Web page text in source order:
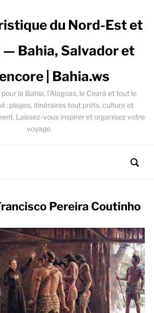
du Nord-Est et
— Bahia, Salvador et
| Bahia.ws
la Bahia, l’Alagoas, le Ceará et tout le
: plages, itinéraires tout prêts, culture et
Laissez-vous inspirer et organisez votre
voyage.
Pereira Coutinho